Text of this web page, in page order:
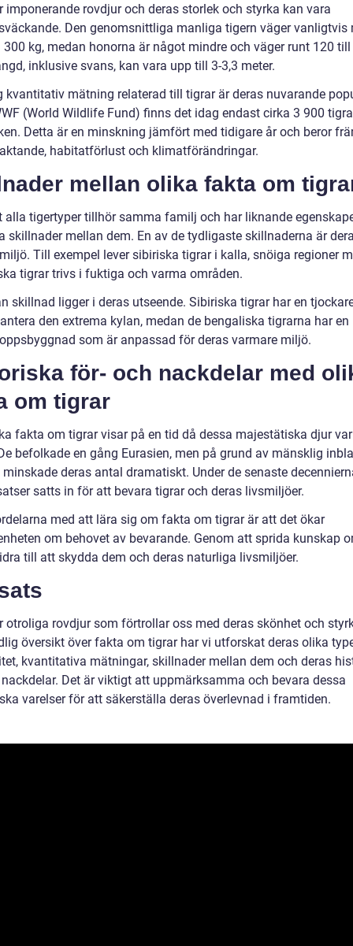
imponerande rovdjur och deras storlek och styrka kan vara
Den genomsnittliga manliga tigern väger vanligtvis
300 kg, medan honorna är något mindre och väger runt 120
inklusive svans, kan vara upp till 3-3,3 meter.
kvantitativ mätning relaterad till tigrar är deras nuvarande
(World Wildlife Fund) finns det idag endast cirka 3 900
Detta är en minskning jämfört med tidigare år och beror
habitatförlust och klimatförändringar.
mellan olika fakta om
alla tigertyper tillhör samma familj och har liknande
skillnader mellan dem. En av de tydligaste skillnaderna är
Till exempel lever sibiriska tigrar i kalla, snöiga regioner
tigrar trivs i fuktiga och varma områden.
skillnad ligger i deras utseende. Sibiriska tigrar har en
den extrema kylan, medan de bengaliska tigrarna har en
som är anpassad för deras varmare miljö.
för- och nackdelar med
om tigrar
fakta om tigrar visar på en tid då dessa majestätiska djur
befolkade en gång Eurasien, men på grund av mänsklig
deras antal dramatiskt. Under de senaste
satts in för att bevara tigrar och deras livsmiljöer.
med att lära sig om fakta om tigrar är att det ökar
om behovet av bevarande. Genom att sprida kunskap
till att skydda dem och deras naturliga livsmiljöer.
otroliga rovdjur som förtrollar oss med deras skönhet och
översikt över fakta om tigrar har vi utforskat deras olika
kvantitativa mätningar, skillnader mellan dem och deras
Det är viktigt att uppmärksamma och bevara dessa
varelser för att säkerställa deras överlevnad i framtiden.